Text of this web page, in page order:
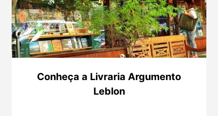
Conheça a Livraria Argumento
Leblon